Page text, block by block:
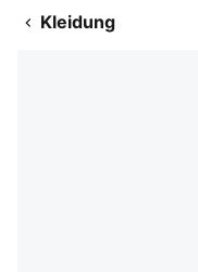
Kleidung